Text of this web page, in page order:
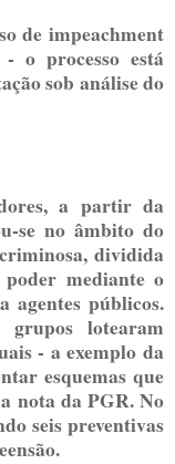
de impeachment
o processo está
sob análise do
a partir da
se no âmbito do
dividida
mediante o
agentes públicos.
grupos lotearam
- a exemplo da
esquemas que
nota da PGR. No
seis preventivas